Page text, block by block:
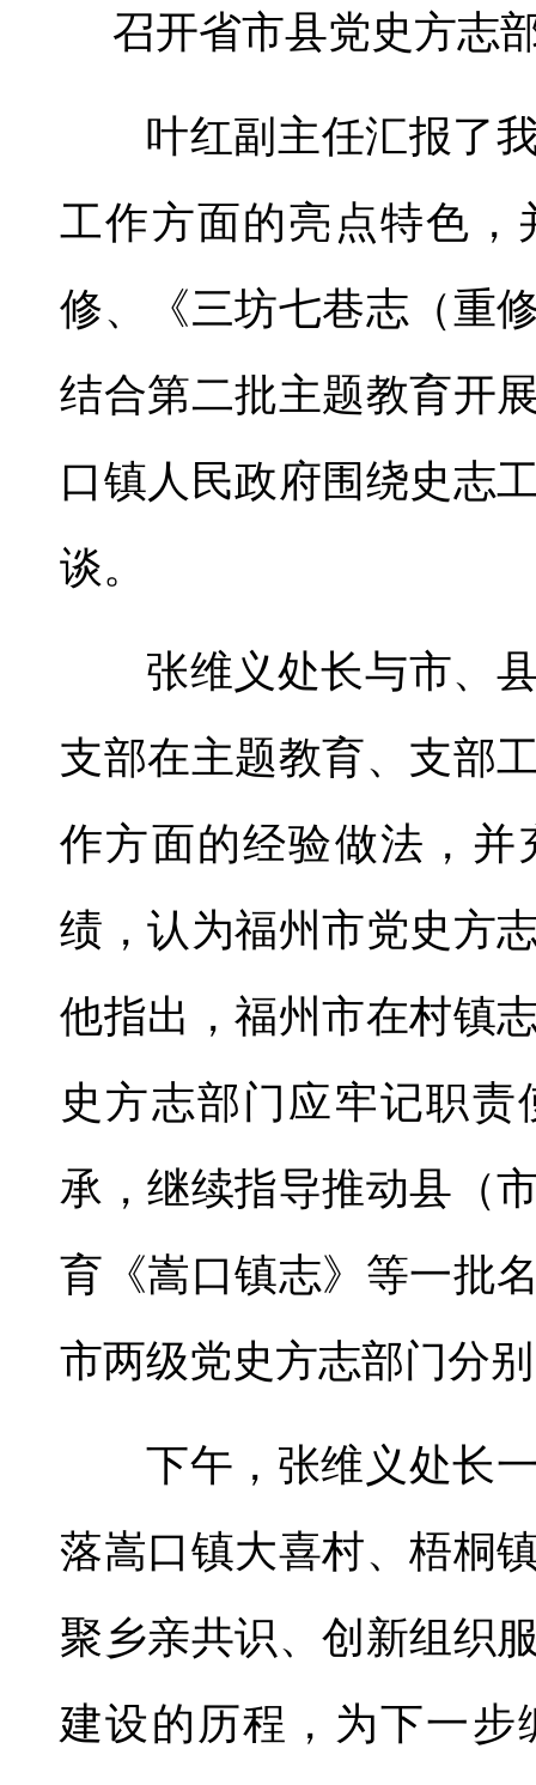
召开省市县党史方志
叶红副主任汇报了
工作方面的亮点特色
修、《三坊七巷志（重
结合第二批主题教育开
口镇人民政府围绕史志
谈。
张维义处长与市、
支部在主题教育、支部
作方面的经验做法，
绩，认为福州市党史方
他指出，福州市在村镇
史方志部门应牢记职
承，继续指导推动县（
育《嵩口镇志》等一批
市两级党史方志部门分
下午，张维义处长
落嵩口镇大喜村、梧桐
聚乡亲共识、创新组织
建设的历程，为下一